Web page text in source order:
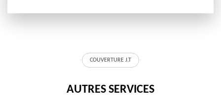
COUVERTURE J.T
AUTRES SERVICES